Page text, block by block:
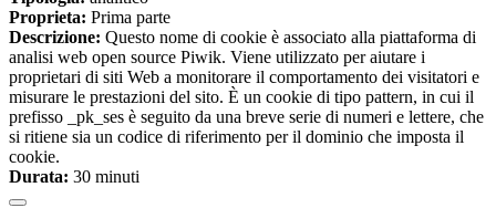
Proprieta: Prima parte
Descrizione: Questo nome di cookie è associato alla piattaforma di
analisi web open source Piwik. Viene utilizzato per aiutare i
proprietari di siti Web a monitorare il comportamento dei visitatori e
misurare le prestazioni del sito. È un cookie di tipo pattern, in cui il
prefisso _pk_ses è seguito da una breve serie di numeri e lettere, che
si ritiene sia un codice di riferimento per il dominio che imposta il
cookie.
Durata: 30 minuti